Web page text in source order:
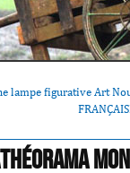
lampe figurative Art